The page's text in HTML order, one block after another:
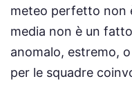
meteo perfetto non
media non è un
anomalo, estremo,
per le squadre